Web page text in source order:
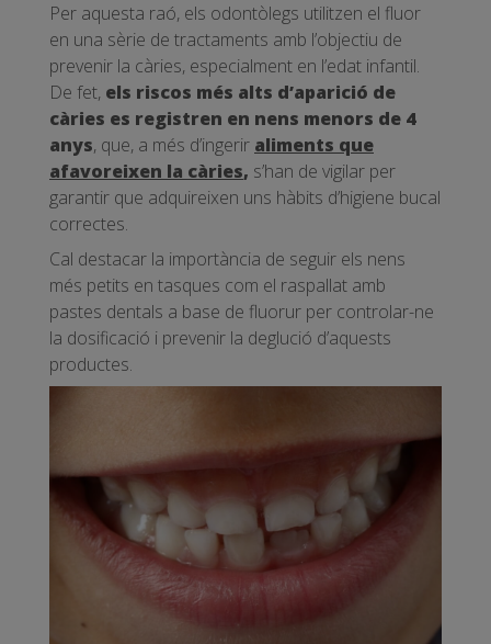
Per aquesta raó, els odontòlegs utilitzen el fluor
en una sèrie de tractaments amb l’objectiu de
prevenir la càries, especialment en l’edat infantil.
De fet, els riscos més alts d’aparició de
càries es registren en nens menors de 4
anys, que, a més d’ingerir aliments que
afavoreixen la càries, s’han de vigilar per
garantir que adquireixen uns hàbits d’higiene bucal
correctes.
Cal destacar la importància de seguir els nens
més petits en tasques com el raspallat amb
pastes dentals a base de fluorur per controlar-ne
la dosificació i prevenir la deglució d’aquests
productes.